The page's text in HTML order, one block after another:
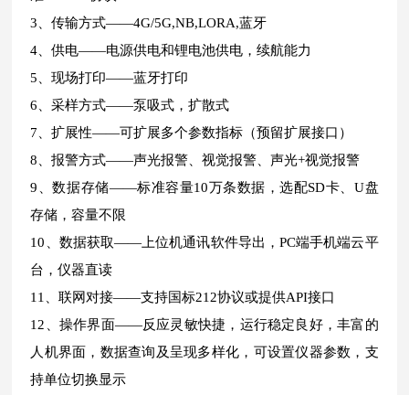
3、传输方式——4G/5G,NB,LORA,蓝牙
4、供电——电源供电和锂电池供电，续航能力
5、现场打印——蓝牙打印
6、采样方式——泵吸式，扩散式
7、扩展性——可扩展多个参数指标（预留扩展接口）
8、报警方式——声光报警、视觉报警、声光+视觉报警
9、数据存储——标准容量10万条数据，选配SD卡、U盘
存储，容量不限
10、数据获取——上位机通讯软件导出，PC端手机端云平
台，仪器直读
11、联网对接——支持国标212协议或提供API接口
12、操作界面——反应灵敏快捷，运行稳定良好，丰富的
人机界面，数据查询及呈现多样化，可设置仪器参数，支
持单位切换显示